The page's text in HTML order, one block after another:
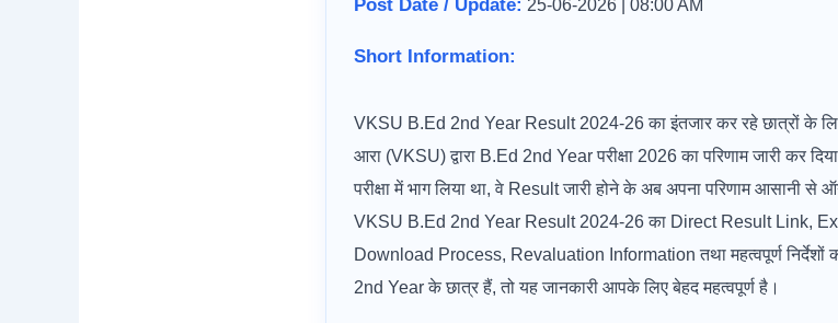
Post Date / Update: 25-06-2026 | 08:00 AM
Short Information:
VKSU B.Ed 2nd Year Result 2024-26 का इंतजार कर रहे छात्रों के लिए
आरा (VKSU) द्वारा B.Ed 2nd Year परीक्षा 2026 का परिणाम जारी कर
परीक्षा में भाग लिया था, वे Result जारी होने के अब अपना परिणाम
VKSU B.Ed 2nd Year Result 2024-26 का Direct Result Link,
Download Process, Revaluation Information तथा महत्वपूर्ण निर्देशों
2nd Year के छात्र हैं, तो यह जानकारी आपके लिए बेहद महत्वपूर्ण है।